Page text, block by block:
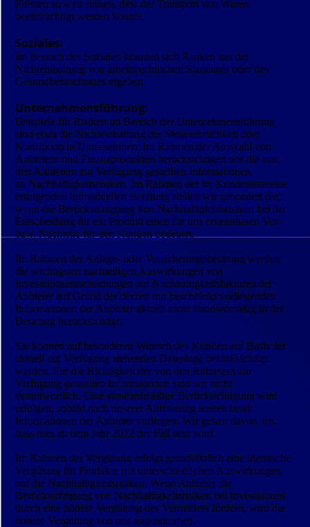
Flüssen so weit sinken, dass der Transport von Waren
beeinträchtigt werden könnte.
Soziales:
Im Bereich des Sozialen könnten sich Risiken aus der
Nichteinhaltung von arbeitsrechtlichen Standards oder des
Gesundheitsschutzes ergeben.
Unternehmensführung:
Beispiele für Risiken im Bereich der Unternehmensführung
sind etwa die Nichteinhaltung der Steuerehrlichkeit oder
Korruption in Unternehmen. Im Rahmen der Auswahl von
Anbietern und Finanzprodukten berücksichtigen wir die von
den Anbietern zur Verfügung gestellten Informationen
zu Nachhaltigkeitsrisiken. Im Rahmen der im Kundeninteresse
erfolgenden individuellen Beratung stellen wir gesondert dar,
wenn die Berücksichtigung von Nachhaltigkeitsrisiken bei der
Entscheidung für ein Produkt einen für uns erkennbaren Vor-
bzw. Nachteile für den Kunden bedeutet.
Im Rahmen der Anlage- oder Versicherungsberatung werden
die wichtigsten nachteiligen Auswirkungen von
Investitionsentscheidungen auf Nachhaltigkeitsfaktoren der
Anbieter auf Grund der derzeit nur beschränkt vorliegenden
Informationen der Anbieter aktuell nicht standardmäßig in der
Beratung berücksichtigt.
Sie können auf besonderen Wunsch des Kunden auf Basis der
aktuell zur Verfügung stehenden Datenlage berücksichtigt
werden. Für die Richtigkeit der von den Anbietern zur
Verfügung gestellten Informationen sind wir nicht
verantwortlich. Eine standardmäßige Berücksichtigung wird
erfolgen, sobald nach unserer Auffassung ausreichend
Informationen der Anbieter vorliegen. Wir gehen davon aus,
dass dies ab dem Jahr 2022 der Fall sein wird.
Im Rahmen der Vergütung erfolgt grundsätzlich eine identische
Vergütung für Produkte mit unterschiedlichen Auswirkungen
auf die Nachhaltigkeitsrisiken. Wenn Anbieter die
Berücksichtigung von Nachhaltigkeitsrisiken bei Investitionen
durch eine höhere Vergütung des Vermittlers fördern, wird die
höhere Vergütung von uns angenommen.